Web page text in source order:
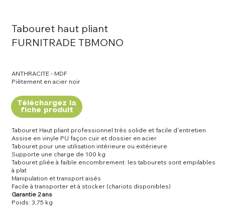
Tabouret haut pliant
FURNITRADE TBMONO
ANTHRACITE - MDF
Piètement en acier noir
Téléchargez la
fiche produit
Tabouret Haut pliant professionnel très solide et facile d'entretien
Assise en vinyle PU façon cuir et dossier en acier
Tabouret pour une utilisation intérieure ou extérieure
Supporte une charge de 100 kg
Tabouret pliée à faible encombrement: les tabourets sont empilables
à plat
Manipulation et transport aisés
Facile à transporter et à stocker (chariots disponibles)
Garantie 2 ans
Poids: 3,75 kg